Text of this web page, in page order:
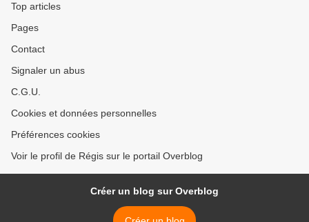
Top articles
Pages
Contact
Signaler un abus
C.G.U.
Cookies et données personnelles
Préférences cookies
Voir le profil de Régis sur le portail Overblog
Créer un blog sur Overblog